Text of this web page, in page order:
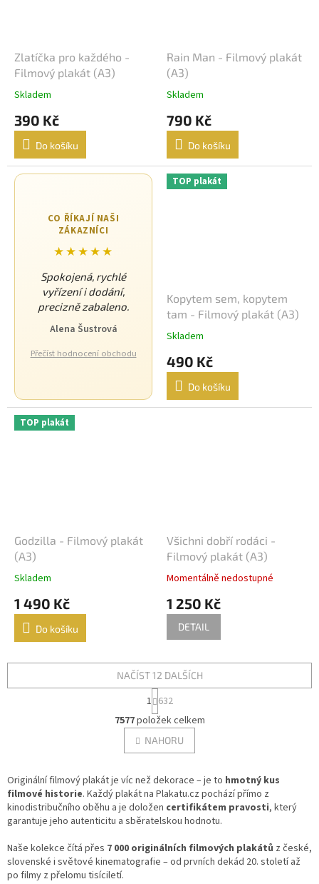
Zlatíčka pro každého -
Filmový plakát (A3)
Skladem
390 Kč
Do košíku
Rain Man - Filmový plakát
(A3)
Skladem
790 Kč
Do košíku
CO ŘÍKAJÍ NAŠI
ZÁKAZNÍCI
★★★★★
Spokojená, rychlé
vyřízení i dodání,
precizně zabaleno.
Alena Šustrová
Přečíst hodnocení obchodu
TOP plakát
Kopytem sem, kopytem
tam - Filmový plakát (A3)
Skladem
490 Kč
Do košíku
TOP plakát
Godzilla - Filmový plakát
(A3)
Skladem
1 490 Kč
Do košíku
Všichni dobří rodáci -
Filmový plakát (A3)
Momentálně nedostupné
1 250 Kč
DETAIL
O
v
l
á
a
c
í
p
v
k
NAČÍST 12 DALŠÍCH
t
r
á
n
k
v
á
n
í
1 632
7577položek celkem
NAHORU
Originální filmový plakát je víc než dekorace – je to hmotný kus
filmové historie. Každý plakát na Plakatu.cz pochází přímo z
kinodistribučního oběhu a je doložen certifikátem pravosti, který
garantuje jeho autenticitu a sběratelskou hodnotu.
Naše kolekce čítá přes 7 000 originálních filmových plakátů z české,
slovenské i světové kinematografie – od prvních dekád 20. století až
po filmy z přelomu tisíciletí.